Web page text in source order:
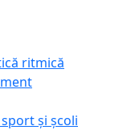
ritmică
și școli